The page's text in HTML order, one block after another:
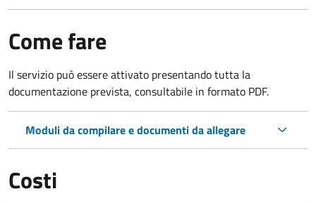
Come fare
Il servizio può essere attivato presentando tutta la
documentazione prevista, consultabile in formato PDF.
Moduli da compilare e documenti da allegare
Costi